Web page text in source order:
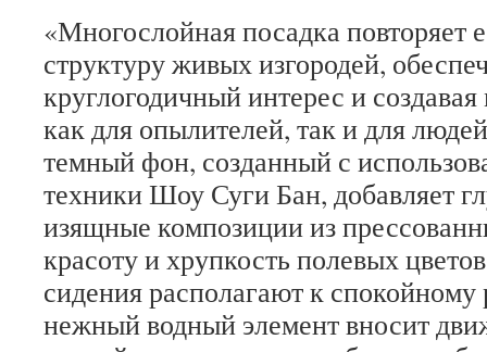
«Многослойная посадка повторяет
структуру живых изгородей,
круглогодичный интерес и
как для опылителей, так и для
темный фон, созданный с
техники Шоу Суги Бан, добавляет
изящные композиции из
красоту и хрупкость полевых
сидения располагают к
нежный водный элемент вносит